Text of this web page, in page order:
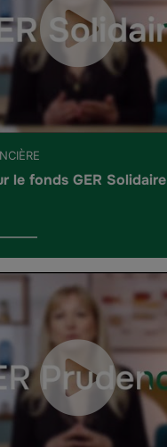
le fonds GER Solidaire